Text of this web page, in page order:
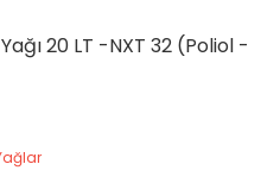
20 LT -NXT 32 (Poliol -